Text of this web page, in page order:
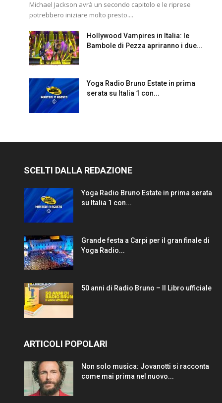
Michael Jackson avrà un secondo capitolo e le riprese
potrebbero iniziare molto presto....
Hollywood Vampires in Italia: le
Bambole di Pezza apriranno i due...
Yoga Radio Bruno Estate in prima
serata su Italia 1 con...
SCELTI DALLA REDAZIONE
Yoga Radio Bruno Estate in prima serata
su Italia 1 con...
Grande festa a Carpi per il gran finale di
Yoga Radio...
50 anni di Radio Bruno – Il Libro ufficiale
ARTICOLI POPOLARI
Non solo musica: Jovanotti si racconta
come mai prima nel nuovo...